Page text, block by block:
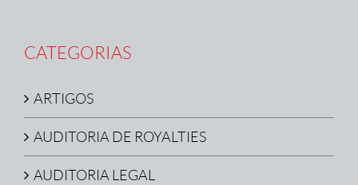
CATEGORIAS
ARTIGOS
AUDITORIA DE ROYALTIES
AUDITORIA LEGAL